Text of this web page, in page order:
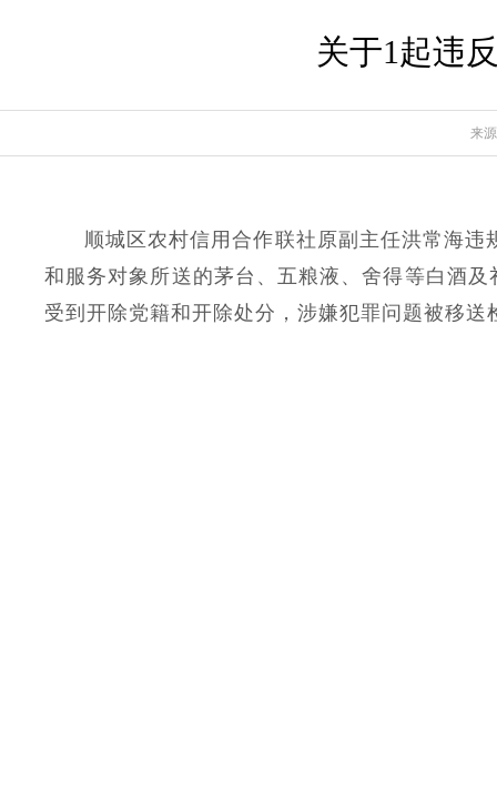
关于1起违
来
顺城区农村信用合作联社原副主任洪常海违
和服务对象所送的茅台、五粮液、舍得等白酒
受到开除党籍和开除处分，涉嫌犯罪问题被移